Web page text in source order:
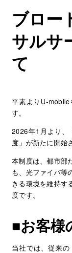
ブロー
サルサ
て
平素よりU-
す。
2026年1月より、
度」が新たに開始
本制度は、都市部
も、光ファイバ等
きる環境を維持す
度です。
■お客様
当社では、従来